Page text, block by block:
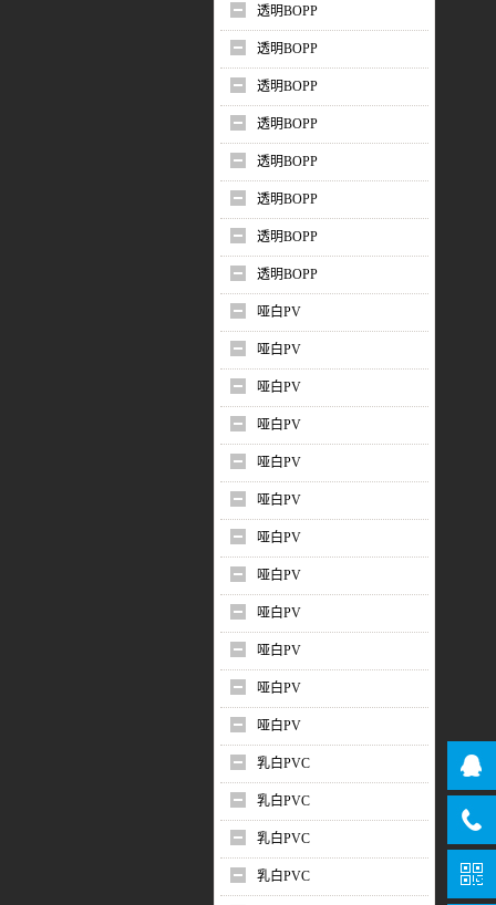
透明BOPP
透明BOPP
透明BOPP
透明BOPP
透明BOPP
透明BOPP
透明BOPP
透明BOPP
哑白PV
哑白PV
哑白PV
哑白PV
哑白PV
哑白PV
哑白PV
哑白PV
哑白PV
哑白PV
哑白PV
哑白PV
乳白PVC
乳白PVC
乳白PVC
乳白PVC